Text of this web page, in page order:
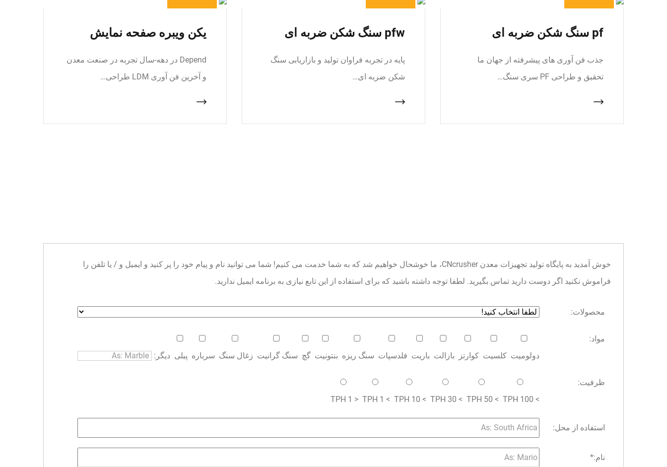
pf سنگ شکن ضربه ای
جذب فن آوری های پیشرفته از جهان ما
تحقیق و طراحی PF سری سنگ…
pfw سنگ شکن ضربه ای
پایه در تجربه فراوان تولید و بازاریابی سنگ
شکن ضربه ای…
یکن ویبره صفحه نمایش
Depend در دهه-سال تجربه در صنعت معدن
و آخرین فن آوری LDM طراحی…
خوش آمدید به پایگاه تولید تجهیزات معدن CNcrusher، ما خوشحال خواهیم شد که به شما خدمت می کنیم! شما می توانید نام و پیام خود را پر کنید و ایمیل و / یا تلفن را
فراموش نکنید اگر دوست دارید تماس بگیرید. لطفا توجه داشته باشید که برای استفاده از این تابع نیازی به برنامه ایمیل ندارید.
محصولات:
مواد:
دولومیت کلسیت کوارتز بازالت باریت فلدسپات سنگ ریزه بنتونیت گچ سنگ گرانیت زغال سنگ سرباره پبلی دیگر:
ظرفیت:
> 100 TPH
> 50 TPH
> 30 TPH
> 10 TPH
> 1 TPH
< 1 TPH
استفاده از محل:
نام:*